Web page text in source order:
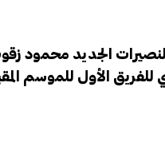
الجديد محمود زقوت
الأول للموسم